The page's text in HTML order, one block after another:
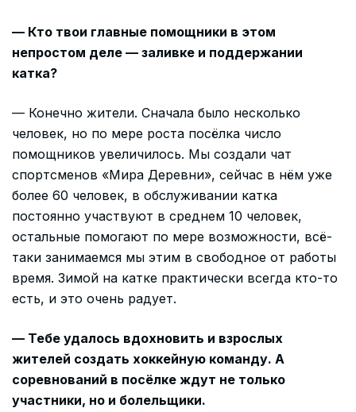
— Кто твои главные помощники в этом
непростом деле — заливке и поддержании
катка?
— Конечно жители. Сначала было несколько
человек, но по мере роста посёлка число
помощников увеличилось. Мы создали чат
спортсменов «Мира Деревни», сейчас в нём уже
более 60 человек, в обслуживании катка
постоянно участвуют в среднем 10 человек,
остальные помогают по мере возможности, всё-
таки занимаемся мы этим в свободное от работы
время. Зимой на катке практически всегда кто-то
есть, и это очень радует.
— Тебе удалось вдохновить и взрослых
жителей создать хоккейную команду. А
соревнований в посёлке ждут не только
участники, но и болельщики.